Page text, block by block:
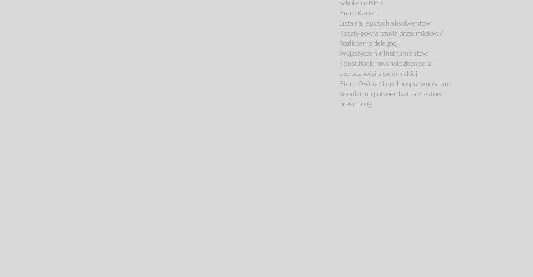
Szkolenie BHP
Biuro Karier
Lista najlepszych absolwentów
Koszty powtarzania przedmiotów /
Rozliczanie delegacji
Wypożyczanie instrumentów
Konsultacje psychologiczne dla
społeczności akademickiej
Biuro Osób z Niepełnosprawnościami
Regulamin potwierdzania efektów
uczenia się